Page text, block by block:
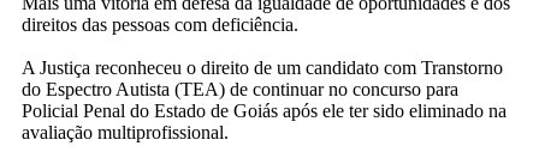
direitos das pessoas com deficiência.
A Justiça reconheceu o direito de um candidato com Transtorno
do Espectro Autista (TEA) de continuar no concurso para
Policial Penal do Estado de Goiás após ele ter sido eliminado na
avaliação multiprofissional.